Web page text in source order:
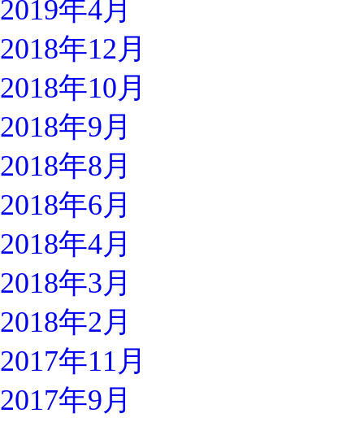
2019年4月
2018年12月
2018年10月
2018年9月
2018年8月
2018年6月
2018年4月
2018年3月
2018年2月
2017年11月
2017年9月